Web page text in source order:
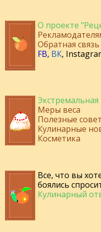
О проекте
Обратная связь
FB, ВК,
Экстремальная
Меры веса
Полезные
Кулинарные
Косметика
Все, что вы
боялись
Кулинарный